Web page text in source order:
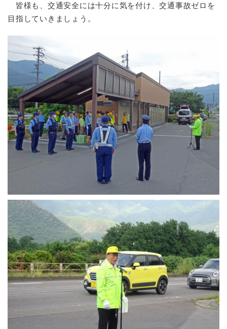
皆様も、交通安全には十分に気を付け、交通事故ゼロを
目指していきましょう。